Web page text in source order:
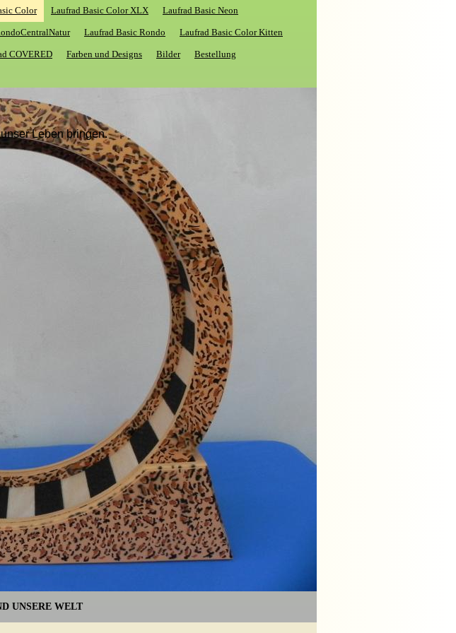
Color Laufrad Basic Color XLX Laufrad Basic Neon
Laufrad Basic Rondo Laufrad Basic Color Kitten
COVERED Farben und Designs Bilder Bestellung
Leben bringen.
WELT